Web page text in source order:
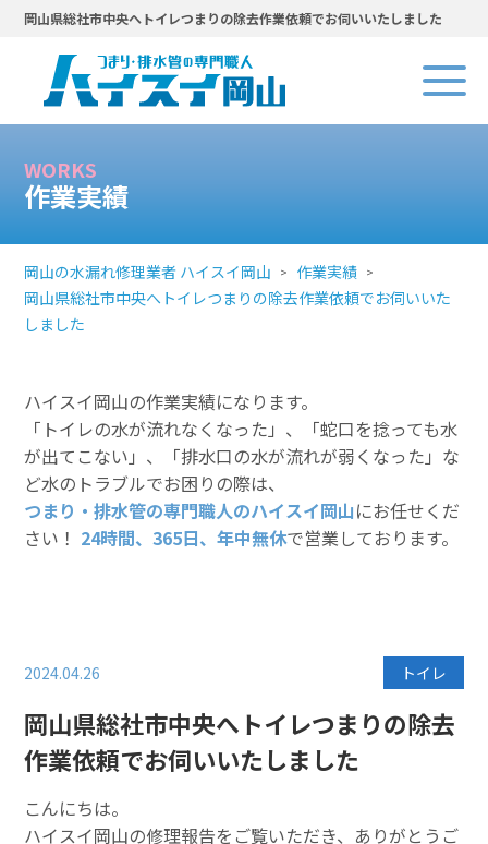
岡山県総社市中央へトイレつまりの除去作業依頼でお伺いいたしました
WORKS
作業実績
岡山の水漏れ修理業者 ハイスイ岡山
作業実績
岡山県総社市中央へトイレつまりの除去作業依頼でお伺いいた
しました
ハイスイ岡山の作業実績になります。
「トイレの水が流れなくなった」、「蛇口を捻っても水
が出てこない」、「排水口の水が流れが弱くなった」な
ど水のトラブルでお困りの際は、
つまり・排水管の専門職人のハイスイ岡山にお任せくだ
さい！ 24時間、365日、年中無休で営業しております。
2024.04.26 トイレ
岡山県総社市中央へトイレつまりの除去
作業依頼でお伺いいたしました
こんにちは。
ハイスイ岡山の修理報告をご覧いただき、ありがとうご